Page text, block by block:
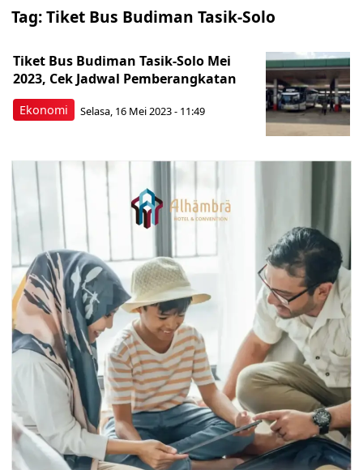
Tag:Tiket Bus Budiman Tasik-Solo
Ekonomi
Tiket Bus Budiman Tasik-Solo Mei
2023, Cek Jadwal Pemberangkatan
Selasa, 16 Mei 2023 - 11:49